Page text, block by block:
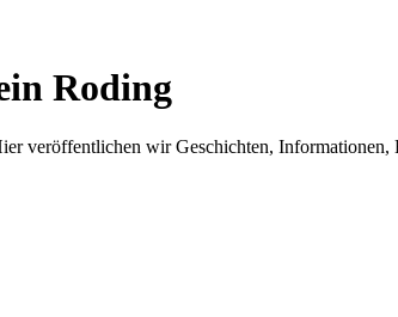
Roding
veröffentlichen wir Geschichten,